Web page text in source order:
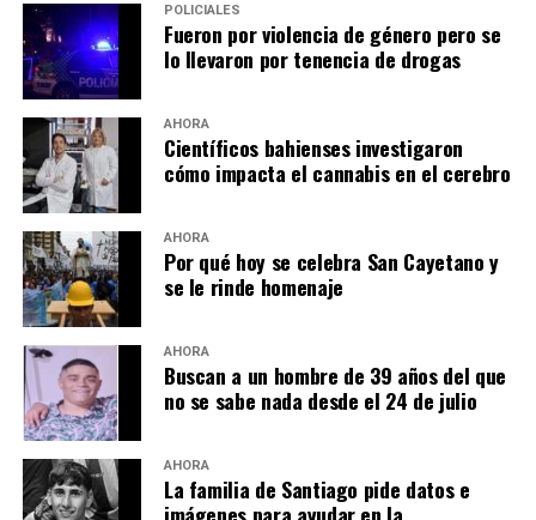
POLICIALES
Fueron por violencia de género pero se
lo llevaron por tenencia de drogas
AHORA
Científicos bahienses investigaron
cómo impacta el cannabis en el cerebro
AHORA
Por qué hoy se celebra San Cayetano y
se le rinde homenaje
AHORA
Buscan a un hombre de 39 años del que
no se sabe nada desde el 24 de julio
AHORA
La familia de Santiago pide datos e
imágenes para ayudar en la